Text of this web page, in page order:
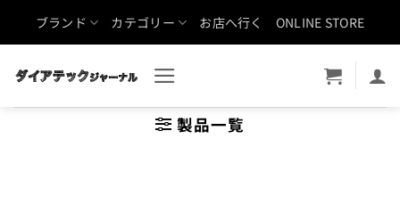
ブランド カテゴリー お店へ行く ONLINE STORE
製品一覧